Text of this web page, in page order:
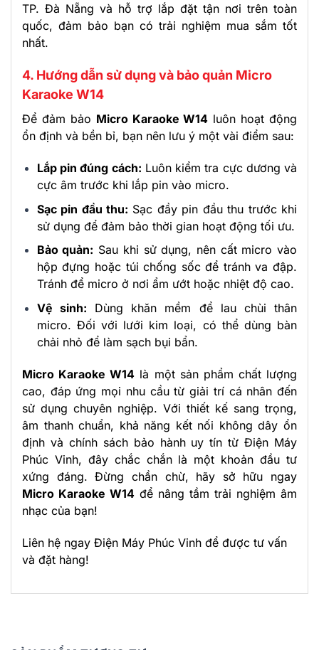
TP. Đà Nẵng và hỗ trợ lắp đặt tận nơi trên toàn
quốc, đảm bảo bạn có trải nghiệm mua sắm tốt
nhất.
4. Hướng dẫn sử dụng và bảo quản Micro
Karaoke W14
Để đảm bảo Micro Karaoke W14 luôn hoạt động
ổn định và bền bỉ, bạn nên lưu ý một vài điểm sau:
Lắp pin đúng cách: Luôn kiểm tra cực dương và
cực âm trước khi lắp pin vào micro.
Sạc pin đầu thu: Sạc đầy pin đầu thu trước khi
sử dụng để đảm bảo thời gian hoạt động tối ưu.
Bảo quản: Sau khi sử dụng, nên cất micro vào
hộp đựng hoặc túi chống sốc để tránh va đập.
Tránh để micro ở nơi ẩm ướt hoặc nhiệt độ cao.
Vệ sinh: Dùng khăn mềm để lau chùi thân
micro. Đối với lưới kim loại, có thể dùng bàn
chải nhỏ để làm sạch bụi bẩn.
Micro Karaoke W14 là một sản phẩm chất lượng
cao, đáp ứng mọi nhu cầu từ giải trí cá nhân đến
sử dụng chuyên nghiệp. Với thiết kế sang trọng,
âm thanh chuẩn, khả năng kết nối không dây ổn
định và chính sách bảo hành uy tín từ Điện Máy
Phúc Vinh, đây chắc chắn là một khoản đầu tư
xứng đáng. Đừng chần chừ, hãy sở hữu ngay
Micro Karaoke W14 để nâng tầm trải nghiệm âm
nhạc của bạn!
Liên hệ ngay Điện Máy Phúc Vinh để được tư vấn
và đặt hàng!